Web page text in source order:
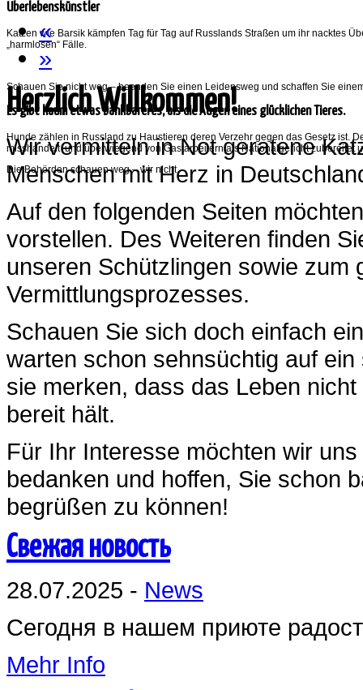
Überlebenskünstler
Katzen wie Barsik kämpfen Tag für Tag auf Russlands Straßen um ihr nacktes
„harmlosen“ Fälle.
Schauen Sie nicht weg – beenden Sie einen Leidensweg und schaffen Sie
Es gibt kaum etwas Dankbareres, als die Augen eines glücklichen Tieres.
Hunde zählen in Russland zu Haustieren deren Verzehr gegen das Gesetz ist.
misshandelt und überwiegend von Gastarbeitern als Nationalgericht zubereitet
Die Behörden schauen weg – wir nicht.
«
»
Herzlich Willkommen!
Wir vermitteln in Not geratene
Menschen mit Herz in
Auf den folgenden Seiten
vorstellen. Des Weiteren finden
unseren Schützlingen sowie zum
Vermittlungsprozesses.
Schauen Sie sich doch einfach
warten schon sehnsüchtig auf
sie merken, dass das Leben
bereit hält.
Für Ihr Interesse möchten wir
bedanken und hoffen, Sie schon
begrüßen zu können!
Свежая новость
28.07.2025 - News
Сегодня в нашем приюте
Mehr Info